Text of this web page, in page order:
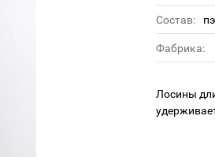
Состав:
Фабрика:
Лосины